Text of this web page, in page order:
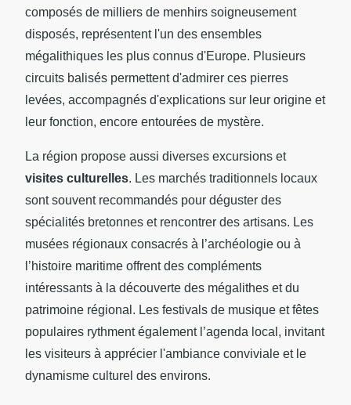
composés de milliers de menhirs soigneusement
disposés, représentent l'un des ensembles
mégalithiques les plus connus d'Europe. Plusieurs
circuits balisés permettent d'admirer ces pierres
levées, accompagnés d'explications sur leur origine et
leur fonction, encore entourées de mystère.
La région propose aussi diverses excursions et
visites culturelles. Les marchés traditionnels locaux
sont souvent recommandés pour déguster des
spécialités bretonnes et rencontrer des artisans. Les
musées régionaux consacrés à l’archéologie ou à
l’histoire maritime offrent des compléments
intéressants à la découverte des mégalithes et du
patrimoine régional. Les festivals de musique et fêtes
populaires rythment également l’agenda local, invitant
les visiteurs à apprécier l'ambiance conviviale et le
dynamisme culturel des environs.